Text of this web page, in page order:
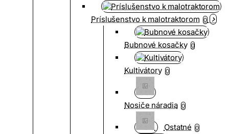
Príslušenstvo k malotraktorom 0
Bubnové kosačky 0
Kultivátory 0
Nosiče náradia 0
Ostatné 0